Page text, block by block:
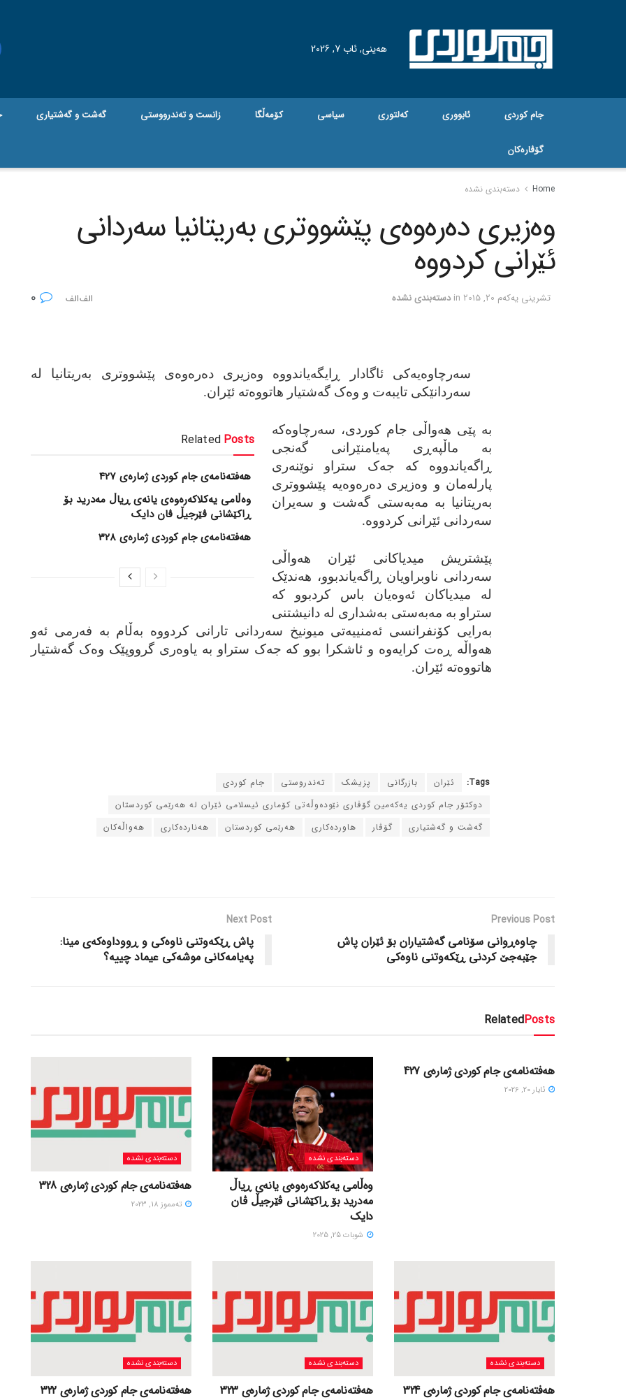
هه‌ینی, ئاب 7, 2026
جام کوردی ئابووری کەلتوری سیاسی کۆمەڵگا زانست و تەندرووستی گه‌شت و گه‌شتیاری
گۆڤاره‌کان
Home دسته‌بندی نشده
وه‌زیری ده‌ره‌وه‌ی پێشووتری به‌ریتانیا سه‌ردانی
ئێرانی کردووه‌
تشرینی یه‌كه‌م 20, 2015 in دسته‌بندی نشده
سه‌رچاوه‌یه‌کی ئاگادار ڕایگه‌یاندووه‌ وه‌زیری ده‌ره‌وه‌ی پێشووتری به‌ریتانیا له‌
سه‌ردانێکی تایبه‌ت و وه‌ک گه‌شتیار هاتووه‌ته‌ ئێران.
Related Posts
هەفتەنامەی جام کوردی ژمارەی 427
وەڵامی یەکلاکەرەوەی یانەی ڕیاڵ مەدرید بۆ
ڕاکێشانی ڤێرجیڵ ڤان دایک
هەفتەنامەی جام کوردی ژمارەی 328
به‌ پێی هه‌واڵی جام کوردی، سه‌رچاوه‌که‌
به‌ ماڵپه‌ڕی په‌یامنێرانی گه‌نجی
ڕاگه‌یاندووه‌ که‌ جه‌ک ستراو نوێنه‌ری
پارله‌مان و وه‌زیری ده‌ره‌وه‌یه‌ پێشووتری
به‌ریتانیا به‌ مه‌به‌ستی گه‌شت و سه‌یران
سه‌ردانی ئێرانی کردووه‌.
پێشتریش میدیاکانی ئێران هه‌واڵی
سه‌ردانی ناوبراویان ڕاگه‌یاندبوو، هه‌ندێک
له‌ میدیاکان ئه‌وه‌یان باس کردبوو که‌
ستراو به‌ مه‌به‌ستی به‌شداری له‌ دانیشتنی
به‌رایی کۆنفرانسی ئه‌منییه‌تی میونیخ سه‌ردانی تارانی کردووه‌ به‌ڵام به‌ فه‌رمی ئه‌و
هه‌واڵه‌ ڕه‌ت کرایه‌وه‌ و ئاشکرا بوو که‌ جه‌ک ستراو به‌ یاوه‌ری گرووپێک وه‌ک گه‌شتیار
هاتووه‌ته‌ ئێران.
Tags: ئێران بازرگانی پزیشک ته‌ندروستی
جام کوردی
دوکتۆر جام کوردی یه‌که‌مین گۆڤاری نێوده‌وڵه‌تی کۆماری ئیسلامی ئێران له‌ هه‌رێمی کوردستان
گه‌شت و گه‌شتیاری
گۆڤار هاورده‌کاری هه‌رێمی کوردستان هه‌نارده‌کاری هه‌واڵه‌کان
Previous Post
چاوه‌ڕوانی سۆنامی گه‌شتیاران بۆ ئێران پاش
جێبه‌جێ کردنی ڕێکه‌وتنی ناوه‌کی
Next Post
پاش ڕێکه‌وتنی ناوه‌کی و ڕووداوه‌که‌ی مینا:
په‌یامه‌کانی موشه‌کی عیماد چییه‌؟
RelatedPosts
هەفتەنامەی جام کوردی ژمارەی 427
ئایار 20, 2026
دسته‌بندی نشده
وەڵامی یەکلاکەرەوەی یانەی ڕیاڵ
مەدرید بۆ ڕاکێشانی ڤێرجیڵ ڤان
دایک
شوبات 25, 2025
دسته‌بندی نشده
هەفتەنامەی جام کوردی ژمارەی 328
ته‌مموز 18, 2023
دسته‌بندی نشده
هەفتەنامەی جام کوردی ژمارەی 324
دسته‌بندی نشده
هەفتەنامەی جام کوردی ژمارەی 323
دسته‌بندی نشده
هەفتەنامەی جام کوردی ژمارەی 322